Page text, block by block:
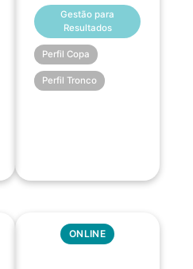
Gestão para
Resultados
Perfil Copa
Perfil Tronco
ONLINE